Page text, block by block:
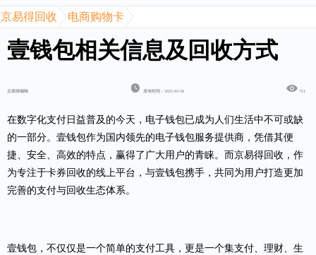
京易得回收 电商购物卡
壹钱包相关信息及回收方式
京易得编辑 发布时间：2025-03-28 711
在数字化支付日益普及的今天，电子钱包已成为人们生活中不可或缺
的一部分。壹钱包作为国内领先的电子钱包服务提供商，凭借其便
捷、安全、高效的特点，赢得了广大用户的青睐。而京易得回收，作
为专注于卡券回收的线上平台，与壹钱包携手，共同为用户打造更加
完善的支付与回收生态体系。
壹钱包 ，不仅仅是一个简单的支付工具，更是一个集支付、理财、生